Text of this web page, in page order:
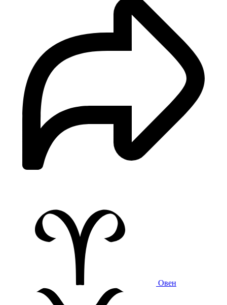
Овен